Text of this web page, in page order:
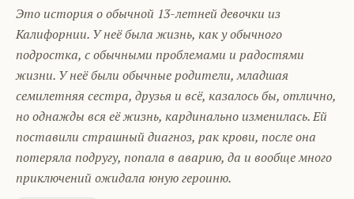
Это история о обычной 13-летней девочки из
Калифорнии. У неё была жизнь, как у обычного
подростка, с обычными проблемами и радостями
жизни. У неё были обычные родители, младшая
семилетняя сестра, друзья и всё, казалось бы, отлично,
но однажды вся её жизнь, кардинально изменилась. Ей
поставили страшный диагноз, рак крови, после она
потеряла подругу, попала в аварию, да и вообще много
приключений ожидала юную героиню.